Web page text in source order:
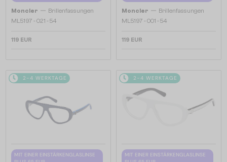
Moncler — Brillenfassungen
ML5197 - 021 - 54
119 EUR
Moncler — Brillenfassungen
ML5197 - 001 - 54
119 EUR
2-4 WERKTAGE
MIT EINER EINSTÄRKENGLASLINSE
2-4 WERKTAGE
MIT EINER EINSTÄRKENGLASLINSE